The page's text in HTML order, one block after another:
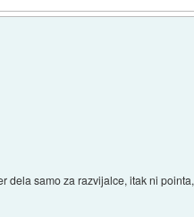
dela samo za razvijalce, itak ni pointa,